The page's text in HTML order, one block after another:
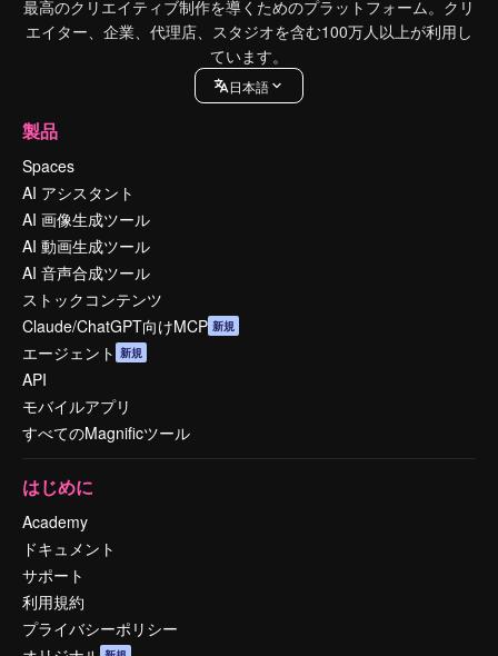
最高のクリエイティブ制作を導くためのプラットフォーム。クリ
エイター、企業、代理店、スタジオを含む100万人以上が利用し
ています。
日本語
製品
Spaces
AI アシスタント
AI 画像生成ツール
AI 動画生成ツール
AI 音声合成ツール
ストックコンテンツ
Claude/ChatGPT向けMCP 新規
エージェント 新規
API
モバイルアプリ
すべてのMagnificツール
はじめに
Academy
ドキュメント
サポート
利用規約
プライバシーポリシー